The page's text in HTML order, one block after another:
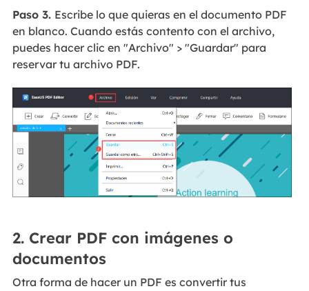
Paso 3. Escribe lo que quieras en el documento PDF
en blanco. Cuando estás contento con el archivo,
puedes hacer clic en "Archivo" > "Guardar" para
reservar tu archivo PDF.
2. Crear PDF con imágenes o
documentos
Otra forma de hacer un PDF es convertir tus